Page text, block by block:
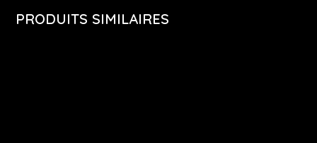
PRODUITS SIMILAIRES